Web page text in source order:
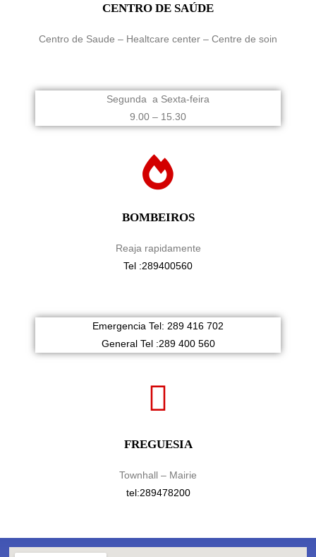
CENTRO DE SAÚDE
Centro de Saude – Healtcare center – Centre de soin
Segunda a Sexta-feira
9.00 – 15.30
BOMBEIROS
Reaja rapidamente
Tel :289400560
Emergencia Tel: 289 416 702
General Tel :289 400 560
FREGUESIA
Townhall – Mairie
tel:289478200